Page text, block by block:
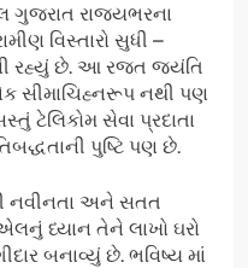
ગુજરાત રાજ્યભરના
વિસ્તારો સુધી –
રહ્યું છે. આ રજત જયંતિ
સીમાચિહ્નરૂપ નથી પણ
ટેલિકોમ સેવા પ્રદાતા
પુષ્ટિ પણ છે.
નવીનતા અને સતત
ધ્યાન તેને લાખો ઘરો
બનાવ્યું છે. ભવિષ્ય માં